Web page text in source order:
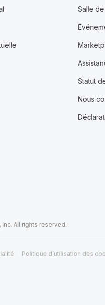
Salle
Statut
Nous
All rights reserved.
Politique d’utilisation des